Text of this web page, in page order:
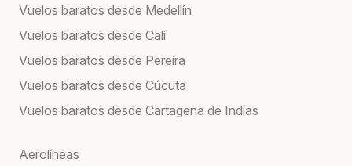
Vuelos baratos desde Medellín
Vuelos baratos desde Cali
Vuelos baratos desde Pereira
Vuelos baratos desde Cúcuta
Vuelos baratos desde Cartagena de Indias
Aerolíneas